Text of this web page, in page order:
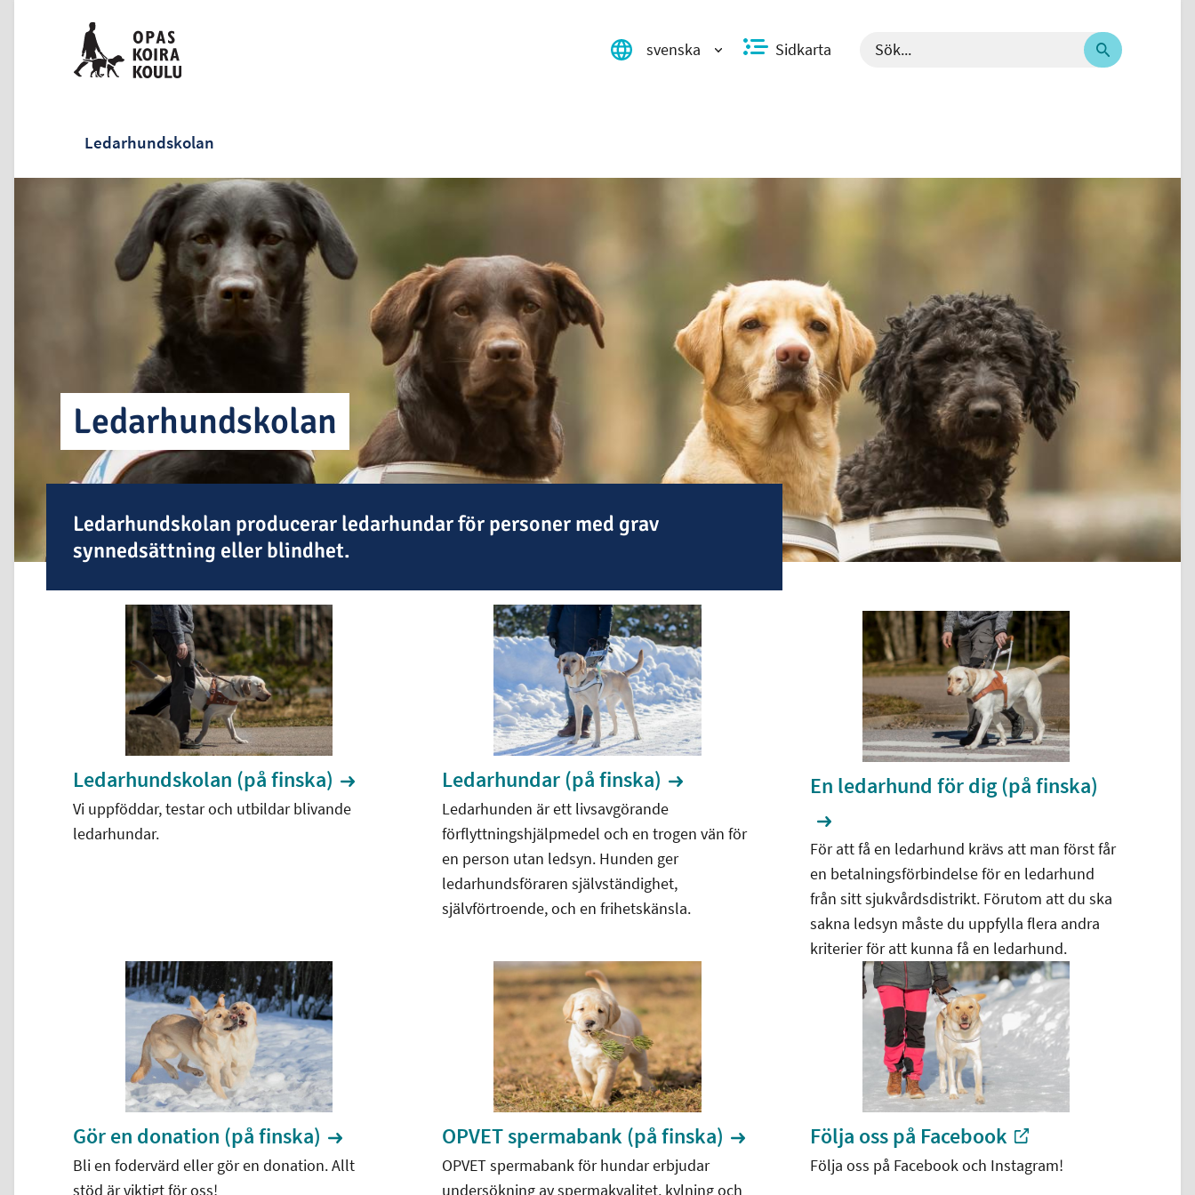
Valitse kieli, switch language, välj språk - nuvarande språk svenska
svenska Sidkarta Sök
Ledarhundskolan
Le­dar­hund­sko­lan
Ledarhundskolan producerar ledarhundar för personer med grav
synnedsättning eller blindhet.
Le­dar­hund­sko­lan (på finska)
Vi uppföddar, testar och utbildar blivande
ledarhundar.
Ledarhundar (på finska)
Ledarhunden är ett livsavgörande
förflyttningshjälpmedel och en trogen vän för
en person utan ledsyn. Hunden ger
ledarhundsföraren självständighet,
självförtroende, och en frihetskänsla.
En ledarhund för dig (på finska)
För att få en ledarhund krävs att man först får
en betalningsförbindelse för en ledarhund
från sitt sjukvårdsdistrikt. Förutom att du ska
sakna ledsyn måste du uppfylla flera andra
kriterier för att kunna få en ledarhund.
Gör en donation (på finska)
Bli en fodervärd eller gör en donation. Allt
stöd är viktigt för oss!
OPVET spermabank (på finska)
OPVET spermabank för hundar erbjudar
undersökning av spermakvalitet, kylning och
Följa oss på Facebook
-Extern länk
Följa oss på Facebook och Instagram!